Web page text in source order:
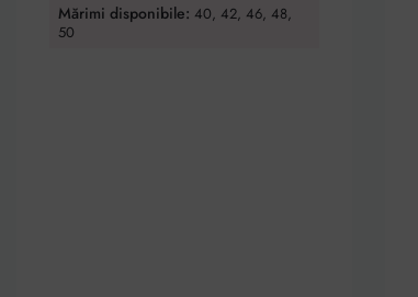
Mărimi disponibile: 40, 42, 46, 48,
50